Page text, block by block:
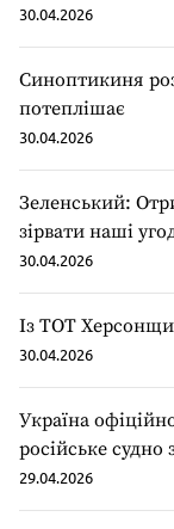
30.04.2026
Синоптикиня
потеплішає
30.04.2026
Зеленський:
зірвати наші
30.04.2026
Із ТОТ
30.04.2026
Україна
російське
29.04.2026